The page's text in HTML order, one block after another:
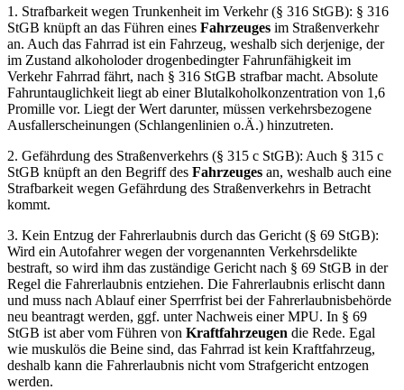
1. Strafbarkeit wegen Trunkenheit im Verkehr (§ 316 StGB): § 316
StGB knüpft an das Führen eines Fahrzeuges im Straßenverkehr
an. Auch das Fahrrad ist ein Fahrzeug, weshalb sich derjenige, der
im Zustand alkoholoder drogenbedingter Fahrunfähigkeit im
Verkehr Fahrrad fährt, nach § 316 StGB strafbar macht. Absolute
Fahruntauglichkeit liegt ab einer Blutalkoholkonzentration von 1,6
Promille vor. Liegt der Wert darunter, müssen verkehrsbezogene
Ausfallerscheinungen (Schlangenlinien o.Ä.) hinzutreten.
2. Gefährdung des Straßenverkehrs (§ 315 c StGB): Auch § 315 c
StGB knüpft an den Begriff des Fahrzeuges an, weshalb auch eine
Strafbarkeit wegen Gefährdung des Straßenverkehrs in Betracht
kommt.
3. Kein Entzug der Fahrerlaubnis durch das Gericht (§ 69 StGB):
Wird ein Autofahrer wegen der vorgenannten Verkehrsdelikte
bestraft, so wird ihm das zuständige Gericht nach § 69 StGB in der
Regel die Fahrerlaubnis entziehen. Die Fahrerlaubnis erlischt dann
und muss nach Ablauf einer Sperrfrist bei der Fahrerlaubnisbehörde
neu beantragt werden, ggf. unter Nachweis einer MPU. In § 69
StGB ist aber vom Führen von Kraftfahrzeugen die Rede. Egal
wie muskulös die Beine sind, das Fahrrad ist kein Kraftfahrzeug,
deshalb kann die Fahrerlaubnis nicht vom Strafgericht entzogen
werden.